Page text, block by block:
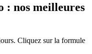
: nos meilleures
Cliquez sur la formule